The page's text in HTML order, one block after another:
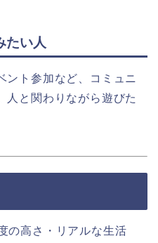
たい人
ント参加など、コミュニ
人と関わりながら遊びた
の高さ・リアルな生活